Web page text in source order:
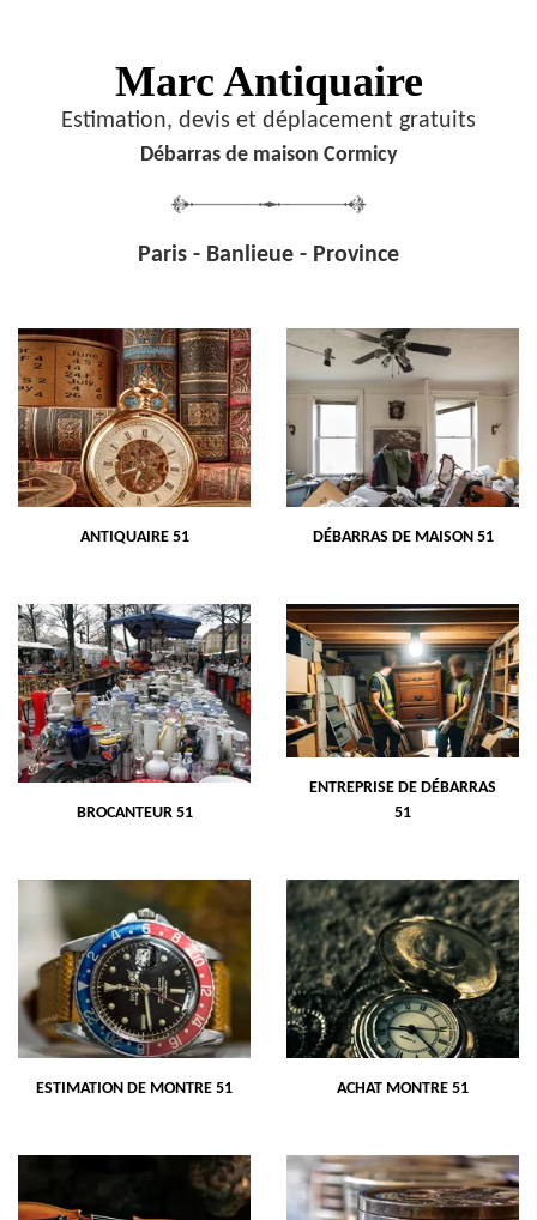
Marc Antiquaire
Estimation, devis et déplacement gratuits
Débarras de maison Cormicy
Paris - Banlieue - Province
ANTIQUAIRE 51 DÉBARRAS DE MAISON 51
BROCANTEUR 51
ENTREPRISE DE DÉBARRAS
51
ESTIMATION DE MONTRE 51 ACHAT MONTRE 51